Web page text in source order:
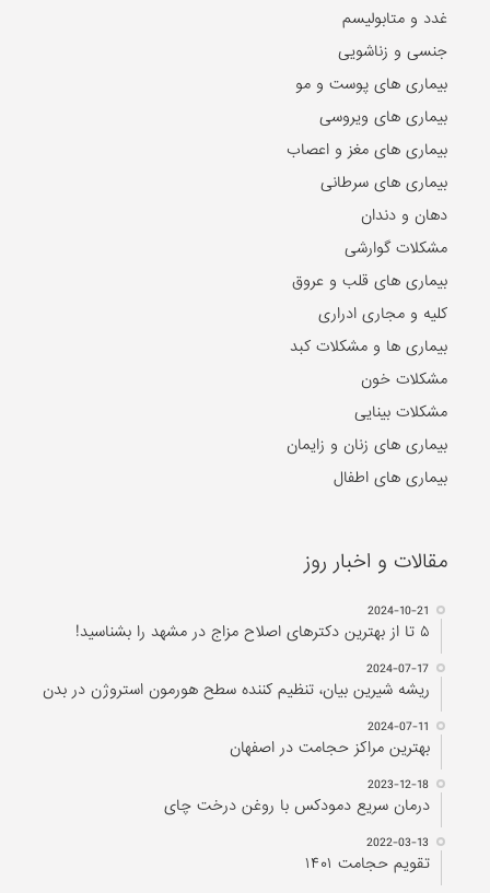
غدد و متابولیسم
جنسی و زناشویی
بیماری های پوست و مو
بیماری های ویروسی
بیماری های مغز و اعصاب
بیماری های سرطانی
دهان و دندان
مشکلات گوارشی
بیماری های قلب و عروق
کلیه و مجاری ادراری
بیماری ها و مشکلات کبد
مشکلات خون
مشکلات بینایی
بیماری های زنان و زایمان
بیماری های اطفال
مقالات و اخبار روز
2024-10-21
۵ تا از بهترین دکتر‌های اصلاح مزاج در مشهد را بشناسید!
2024-07-17
ریشه شیرین بیان، تنظیم کننده سطح هورمون استروژن در بدن
2024-07-11
بهترین مراکز حجامت در اصفهان
2023-12-18
درمان سریع دمودکس با روغن درخت چای
2022-03-13
تقویم حجامت ۱۴۰۱